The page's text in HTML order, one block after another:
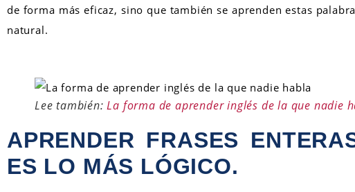
de forma más eficaz, sino que también se aprenden estas
natural.
Lee también:La forma de aprender inglés de la que nadie
APRENDER FRASES
ES LO MÁS LÓGICO.